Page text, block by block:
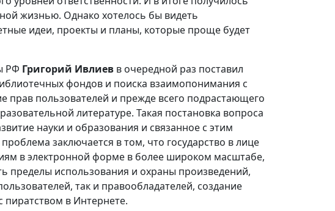
жизнью. Однако хотелось бы видеть
идеи, проекты и планы, которые проще будет
РФ Григорий Ивлиев в очередной раз поставил
фондов и поиска взаимопонимания с
прав пользователей и прежде всего подрастающего
литературе. Такая постановка вопроса
науки и образования и связанное с этим
заключается в том, что государство в лице
в электронной форме в более широком масштабе,
пределы использования и охраны произведений,
так и правообладателей, создание
пиратством в Интернете.